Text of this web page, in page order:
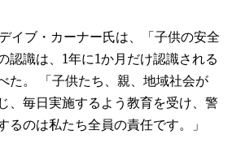
イブ・カーナー氏は、「子供の安全
認識は、1年に1か月だけ認識される
た。 「子供たち、親、地域社会が
、毎日実施するよう教育を受け、警
るのは私たち全員の責任です。」